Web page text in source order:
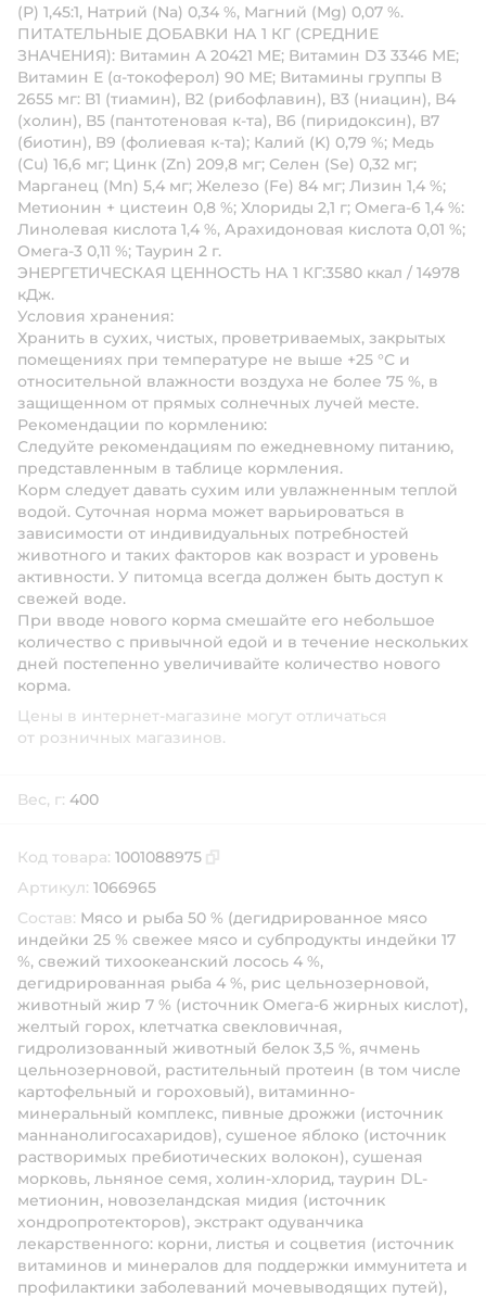
(Р) 1,45:1, Натрий (Na) 0,34 %, Магний (Mg) 0,07 %.
ПИТАТЕЛЬНЫЕ ДОБАВКИ НА 1 КГ (СРЕДНИЕ
ЗНАЧЕНИЯ): Витамин A 20421 МЕ; Витамин D3 3346 МЕ;
Витамин Е (α-токоферол) 90 МЕ; Витамины группы В
2655 мг: В1 (тиамин), В2 (рибофлавин), В3 (ниацин), В4
(холин), В5 (пантотеновая к-та), В6 (пиридоксин), В7
(биотин), В9 (фолиевая к-та); Калий (K) 0,79 %; Медь
(Cu) 16,6 мг; Цинк (Zn) 209,8 мг; Селен (Se) 0,32 мг;
Марганец (Mn) 5,4 мг; Железо (Fe) 84 мг; Лизин 1,4 %;
Метионин + цистеин 0,8 %; Хлориды 2,1 г; Омега-6 1,4 %:
Линолевая кислота 1,4 %, Арахидоновая кислота 0,01 %;
Омега-3 0,11 %; Таурин 2 г.
ЭНЕРГЕТИЧЕСКАЯ ЦЕННОСТЬ НА 1 КГ:3580 ккал / 14978
кДж.
Условия хранения:
Хранить в сухих, чистых, проветриваемых, закрытых
помещениях при температуре не выше +25 °С и
относительной влажности воздуха не более 75 %, в
защищенном от прямых солнечных лучей месте.
Рекомендации по кормлению:
Следуйте рекомендациям по ежедневному питанию,
представленным в таблице кормления.
Корм следует давать сухим или увлажненным теплой
водой. Суточная норма может варьироваться в
зависимости от индивидуальных потребностей
животного и таких факторов как возраст и уровень
активности. У питомца всегда должен быть доступ к
свежей воде.
При вводе нового корма смешайте его небольшое
количество с привычной едой и в течение нескольких
дней постепенно увеличивайте количество нового
корма.
Цены в интернет-магазине могут отличаться
от розничных магазинов.
Вес, г: 400
Код товара: 1001088975
Артикул: 1066965
Состав: Мясо и рыба 50 % (дегидрированное мясо
индейки 25 % свежее мясо и субпродукты индейки 17
%, свежий тихоокеанский лосось 4 %,
дегидрированная рыба 4 %, рис цельнозерновой,
животный жир 7 % (источник Омега-6 жирных кислот),
желтый горох, клетчатка свекловичная,
гидролизованный животный белок 3,5 %, ячмень
цельнозерновой, растительный протеин (в том числе
картофельный и гороховый), витаминно-
минеральный комплекс, пивные дрожжи (источник
маннанолигосахаридов), сушеное яблоко (источник
растворимых пребиотических волокон), сушеная
морковь, льняное семя, холин-хлорид, таурин DL-
метионин, новозеландская мидия (источник
хондропротекторов), экстракт одуванчика
лекарственного: корни, листья и соцветия (источник
витаминов и минералов для поддержки иммунитета и
профилактики заболеваний мочевыводящих путей),